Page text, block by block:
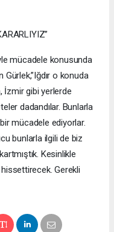
mücadele konusunda
Gürlek,”Iğdır o konuda
İzmir gibi yerlerde
dadandılar. Bunlarla
mücadele ediyorlar.
bunlarla ilgili de biz
Kesinlikle
Gerekli